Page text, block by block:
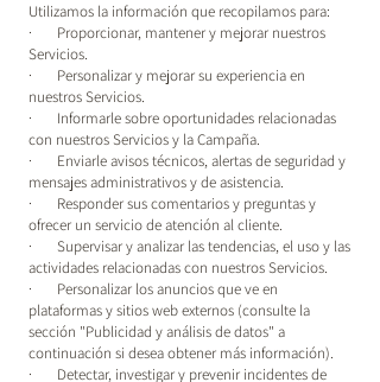
Utilizamos la información que recopilamos para:
· Proporcionar, mantener y mejorar nuestros
Servicios.
· Personalizar y mejorar su experiencia en
nuestros Servicios.
· Informarle sobre oportunidades relacionadas
con nuestros Servicios y la Campaña.
· Enviarle avisos técnicos, alertas de seguridad y
mensajes administrativos y de asistencia.
· Responder sus comentarios y preguntas y
ofrecer un servicio de atención al cliente.
· Supervisar y analizar las tendencias, el uso y las
actividades relacionadas con nuestros Servicios.
· Personalizar los anuncios que ve en
plataformas y sitios web externos (consulte la
sección "Publicidad y análisis de datos" a
continuación si desea obtener más información).
· Detectar, investigar y prevenir incidentes de